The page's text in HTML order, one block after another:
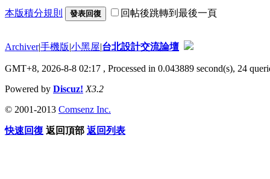
本版積分規則 發表回復 回帖後跳轉到最後一頁
Archiver|手機版|小黑屋|台北設計交流論壇
GMT+8, 2026-8-8 02:17 , Processed in 0.043889 second(s), 24
Powered by Discuz! X3.2
© 2001-2013 Comsenz Inc.
快速回復 返回頂部 返回列表